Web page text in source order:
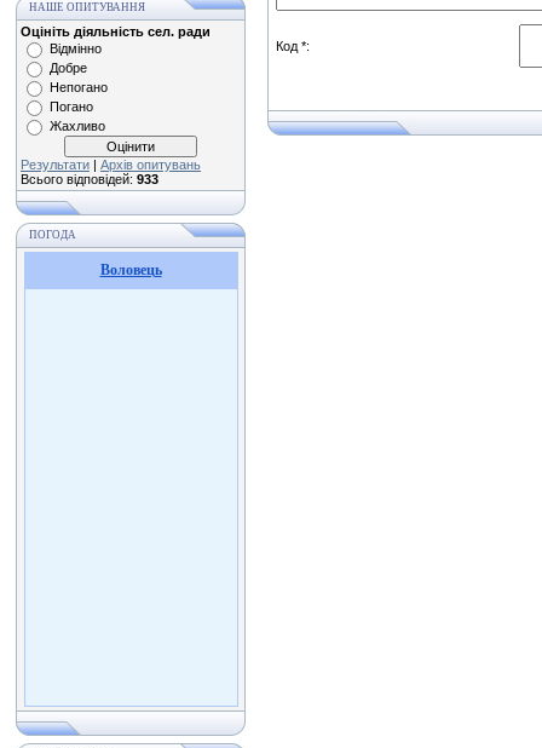
НАШЕ ОПИТУВАННЯ
Оцініть діяльність сел. ради
Відмінно
Добре
Непогано
Погано
Жахливо
Результати | Архів опитувань
Всього відповідей: 933
ПОГОДА
Воловець
Код *: